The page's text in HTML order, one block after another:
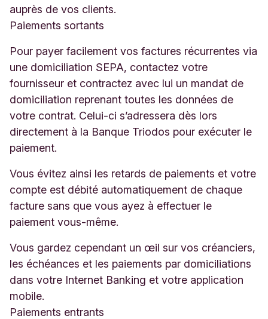
auprès de vos clients.
Paiements sortants
Pour payer facilement vos factures récurrentes via
une domiciliation SEPA, contactez votre
fournisseur et contractez avec lui un mandat de
domiciliation reprenant toutes les données de
votre contrat. Celui-ci s’adressera dès lors
directement à la Banque Triodos pour exécuter le
paiement.
Vous évitez ainsi les retards de paiements et votre
compte est débité automatiquement de chaque
facture sans que vous ayez à effectuer le
paiement vous-même.
Vous gardez cependant un œil sur vos créanciers,
les échéances et les paiements par domiciliations
dans votre Internet Banking et votre application
mobile.
Paiements entrants